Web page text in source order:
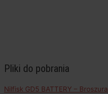
Pliki do pobrania
Nilfisk GD5 BATTERY – Broszura